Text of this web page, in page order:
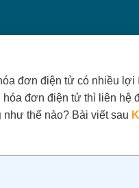
đơn điện tử có nhiều
đơn điện tử thì liên hệ
như thế nào? Bài viết sau